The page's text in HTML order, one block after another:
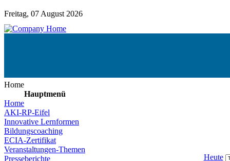
Freitag, 07 August 2026
Home
Hauptmenü
Home
AKI-RP-Eifel
Innovative Lernformen
Bildungscoaching
ECIA-Zertifikat
Veranstaltungen-Themen
Presseberichte
Heute